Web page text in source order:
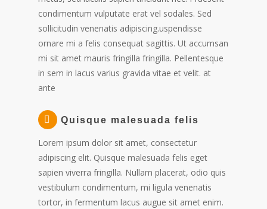
condimentum vulputate erat vel sodales. Sed
sollicitudin venenatis adipiscing.uspendisse
ornare mi a felis consequat sagittis. Ut accumsan
mi sit amet mauris fringilla fringilla. Pellentesque
in sem in lacus varius gravida vitae et velit. at
ante
Quisque malesuada felis
Lorem ipsum dolor sit amet, consectetur
adipiscing elit. Quisque malesuada felis eget
sapien viverra fringilla. Nullam placerat, odio quis
vestibulum condimentum, mi ligula venenatis
tortor, in fermentum lacus augue sit amet enim.